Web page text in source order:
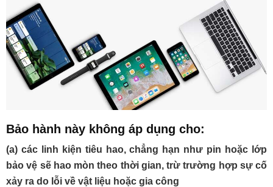
Bảo hành này không áp dụng cho:
(a) các linh kiện tiêu hao, chẳng hạn như pin hoặc lớp
bảo vệ sẽ hao mòn theo thời gian, trừ trường hợp sự cố
xảy ra do lỗi về vật liệu hoặc gia công